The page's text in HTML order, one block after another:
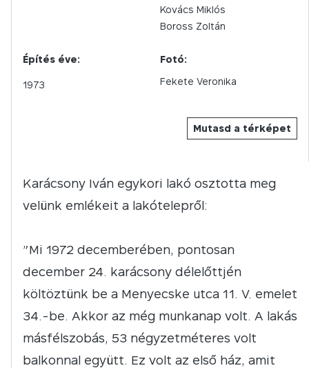
Mutasd a térképet
Kovács Miklós
Boross Zoltán
Építés éve:
1973
Fotó:
Fekete Veronika
Karácsony Iván egykori lakó osztotta meg
velünk emlékeit a lakótelepről:
”Mi 1972 decemberében, pontosan
december 24. karácsony délelőttjén
költöztünk be a Menyecske utca 11. V. emelet
34.-be. Akkor az még munkanap volt. A lakás
másfélszobás, 53 négyzetméteres volt
balkonnal együtt. Ez volt az első ház, amit